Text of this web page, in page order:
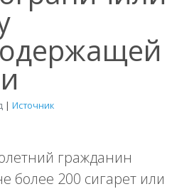
| Источник
гражданин
более 200 сигарет или